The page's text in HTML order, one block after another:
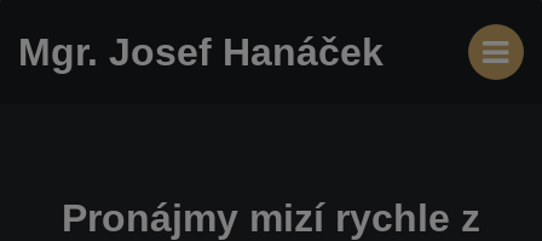
Mgr. Josef Hanáček
Pronájmy mizí rychle z